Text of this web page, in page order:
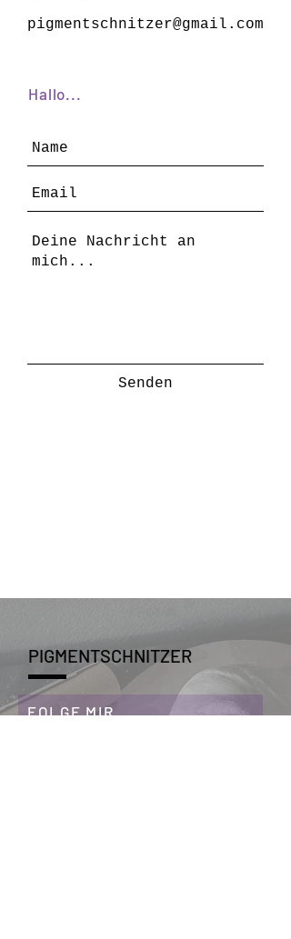
pigmentschnitzer@gmail.com
Hallo...
Senden
PIGMENTSCHNITZER
FOLGE MIR